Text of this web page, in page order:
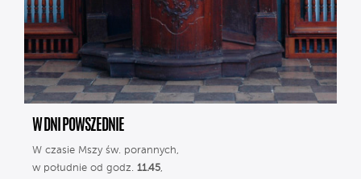
W DNI POWSZEDNIE
W czasie Mszy św. porannych,
w południe od godz. 11.45